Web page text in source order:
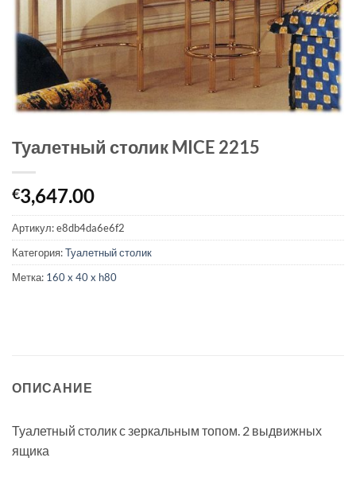
Туалетный столик MICE 2215
€3,647.00
Артикул:e8db4da6e6f2
Категория:Туалетный столик
Метка: 160 x 40 x h80
ОПИСАНИЕ
Туалетный столик с зеркальным топом. 2 выдвижных
ящика